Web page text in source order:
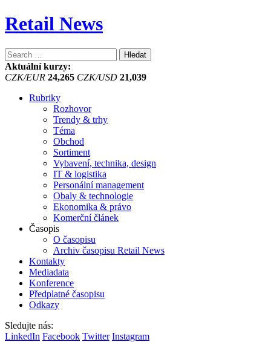
Retail News
Vyhledávání
Aktuální kurzy:
CZK/EUR 24,265 CZK/USD 21,039
Rubriky
Rozhovor
Trendy & trhy
Téma
Obchod
Sortiment
Vybavení, technika, design
IT & logistika
Personální management
Obaly & technologie
Ekonomika & právo
Komerční článek
Časopis
O časopisu
Archiv časopisu Retail News
Kontakty
Mediadata
Konference
Předplatné časopisu
Odkazy
Sledujte nás:
LinkedIn Facebook Twitter Instagram